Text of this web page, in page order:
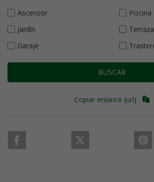
Ascensor
Piscina
Jardín
Terraza
Garaje
BUSCAR
Copiar enlance (url)